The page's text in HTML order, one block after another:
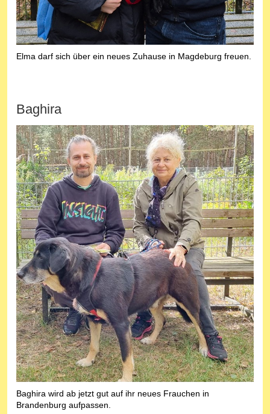
Elma darf sich über ein neues Zuhause in Magdeburg freuen.
Baghira
Baghira wird ab jetzt gut auf ihr neues Frauchen in
Brandenburg aufpassen.